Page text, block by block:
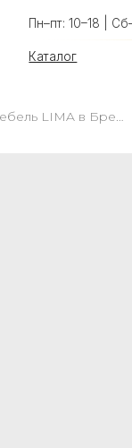
Пн–пт: 10–18 | Сб–вс:
Каталог
Молодежная мебель LIMA в Бресте